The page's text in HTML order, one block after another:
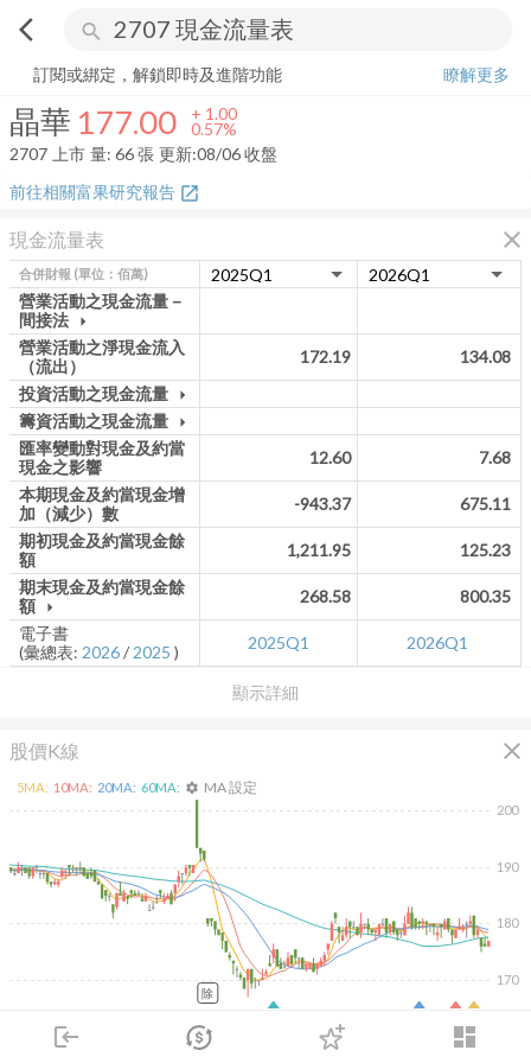
arrow_back_ios search
login dashboard
市場 登入
晶華 177.00 +0.57%
訂閱或綁定，解鎖即時及進階功能
瞭解更多
晶華 177.00 + 1.00
0.57%
2707 上市 量: 66張 更新:08/06 收盤
前往相關富果研究報告 open_in_new
現金流量表 close
顯示詳細
合併財報 (單位：佰萬)
營業活動之現金流量－
間接法 arrow_drop_down
營業活動之淨現金流入
（流出）
172.19
134.08
投資活動之現金流量 arrow_drop_down
籌資活動之現金流量 arrow_drop_down
匯率變動對現金及約當
現金之影響
12.60
7.68
本期現金及約當現金增
加（減少）數
-943.37
675.11
期初現金及約當現金餘
額
1,211.95
125.23
期末現金及約當現金餘
額 arrow_drop_down
268.58
800.35
電子書
(彙總表: 2026/ 2025 ) 2025Q1 2026Q1
股價K線 close
170
180
190
200
5MA: 10MA: 20MA: 60MA: settings MA 設定
除